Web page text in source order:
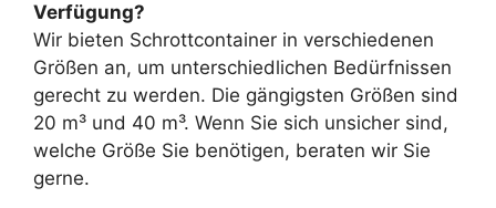
Verfügung?
Wir bieten Schrottcontainer in verschiedenen
Größen an, um unterschiedlichen Bedürfnissen
gerecht zu werden. Die gängigsten Größen sind
20 m³ und 40 m³. Wenn Sie sich unsicher sind,
welche Größe Sie benötigen, beraten wir Sie
gerne.